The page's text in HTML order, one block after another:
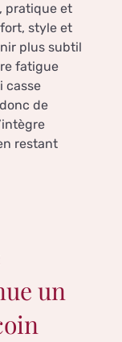
pratique et
style et
plus subtil
fatigue
casse
de
restant
un